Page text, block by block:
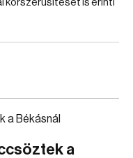
korszerűsítését is érinti
a